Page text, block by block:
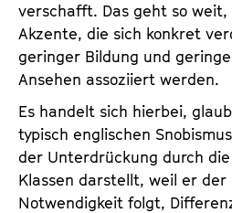
verschafft. Das geht so weit,
Akzente, die sich konkret
geringer Bildung und
Ansehen assoziiert werden.
Es handelt sich hierbei,
typisch englischen
der Unterdrückung durch
Klassen darstellt, weil er der
Notwendigkeit folgt,